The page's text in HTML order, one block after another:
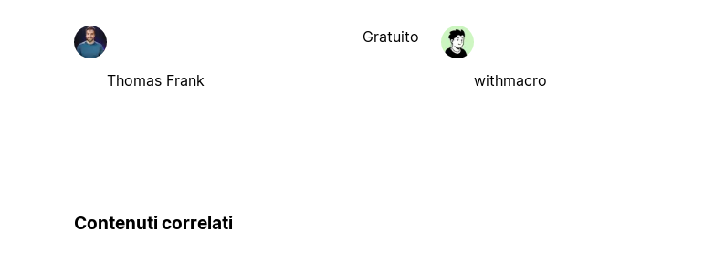
Thomas Frank
Gratuito
withmacro
Contenuti correlati